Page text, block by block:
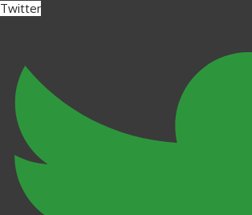
Twitter